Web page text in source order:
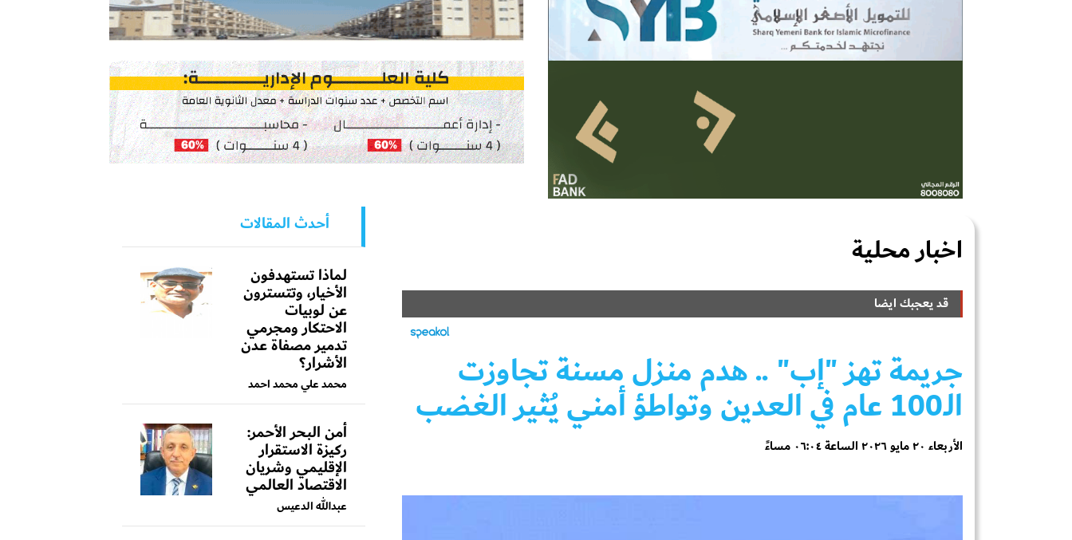
اخبار محلية
قد يعجبك ايضا
جريمة تهز "إب" .. هدم منزل مسنة تجاوزت
الـ100 عام في العدين وتواطؤ أمني يُثير الغضب
الأربعاء ٢٠ مايو ٢٠٢٦ الساعة ٠٦:٠٤ مساءً
أحدث المقالات
لماذا تستهدفون
الأخيار، وتتسترون
عن لوبيات
الاحتكار ومجرمي
تدمير مصفاة عدن
الأشرار؟
محمد علي محمد احمد
أمن البحر الأحمر:
ركيزة الاستقرار
الإقليمي وشريان
الاقتصاد العالمي
عبدالله الدعيس